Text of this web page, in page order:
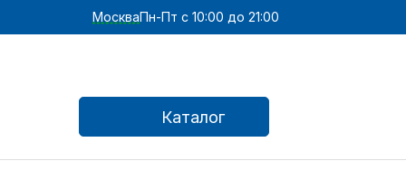
МоскваПн-Пт с 10:00 до 21:00
Каталог